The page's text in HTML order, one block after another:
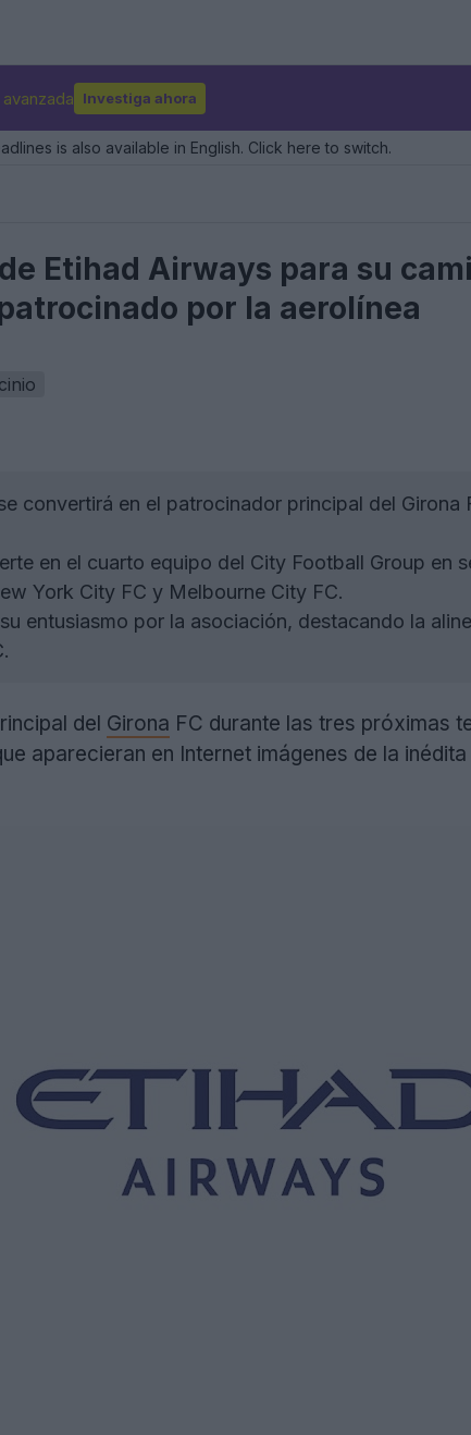
Investiga ahora
is also available in English. Click here to switch.
Etihad Airways para su
por la aerolínea
convertirá en el patrocinador principal del Girona
en el cuarto equipo del City Football Group en
York City FC y Melbourne City FC.
entusiasmo por la asociación, destacando la
del Girona FC durante las tres próximas
aparecieran en Internet imágenes de la inédita